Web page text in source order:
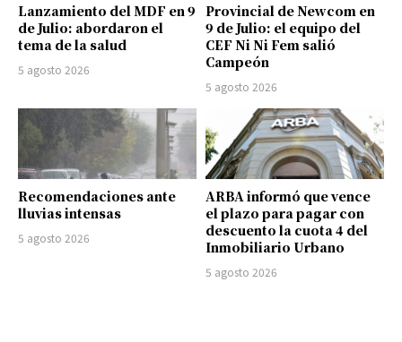
Lanzamiento del MDF en 9
de Julio: abordaron el
tema de la salud
5 agosto 2026
Provincial de Newcom en
9 de Julio: el equipo del
CEF Ni Ni Fem salió
Campeón
5 agosto 2026
Recomendaciones ante
lluvias intensas
5 agosto 2026
ARBA informó que vence
el plazo para pagar con
descuento la cuota 4 del
Inmobiliario Urbano
5 agosto 2026